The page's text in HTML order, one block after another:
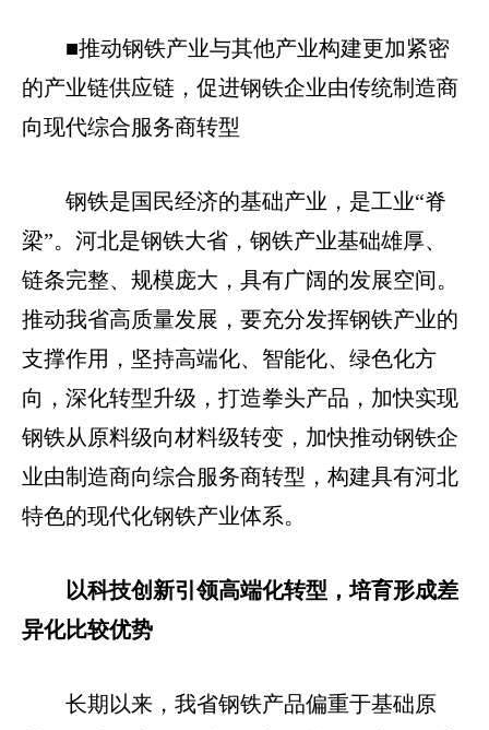
■推动钢铁产业与其他产业构建更加紧密
的产业链供应链，促进钢铁企业由传统制造商
向现代综合服务商转型
钢铁是国民经济的基础产业，是工业“脊
梁”。河北是钢铁大省，钢铁产业基础雄厚、
链条完整、规模庞大，具有广阔的发展空间。
推动我省高质量发展，要充分发挥钢铁产业的
支撑作用，坚持高端化、智能化、绿色化方
向，深化转型升级，打造拳头产品，加快实现
钢铁从原料级向材料级转变，加快推动钢铁企
业由制造商向综合服务商转型，构建具有河北
特色的现代化钢铁产业体系。
以科技创新引领高端化转型，培育形成差
异化比较优势
长期以来，我省钢铁产品偏重于基础原